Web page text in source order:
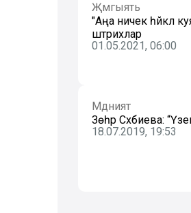
Җәмгыять
"Аңа ничек һәйкәл
штрихлар
01.05.2021, 06:00
Мәдәният
Зөһрә Сәхәбиева:
18.07.2019, 19:53